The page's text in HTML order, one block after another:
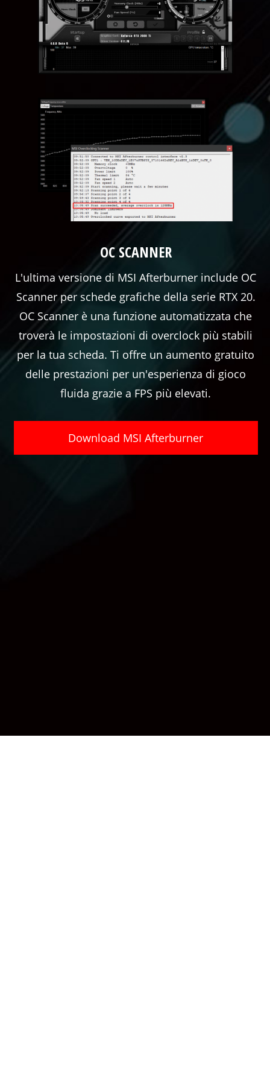
OC SCANNER
L'ultima versione di MSI Afterburner include OC
Scanner per schede grafiche della serie RTX 20.
OC Scanner è una funzione automatizzata che
troverà le impostazioni di overclock più stabili
per la tua scheda. Ti offre un aumento gratuito
delle prestazioni per un'esperienza di gioco
fluida grazie a FPS più elevati.
Download MSI Afterburner